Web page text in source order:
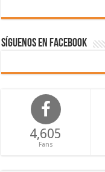
Síguenos en Facebook
4,605
Fans